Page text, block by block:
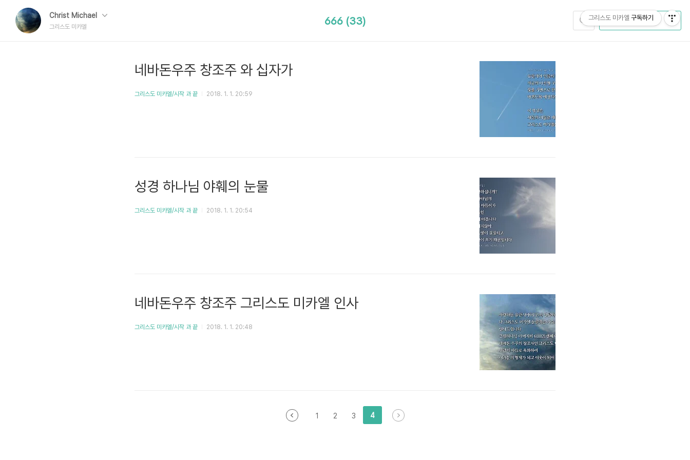
Christ Michael
그리스도 미카엘
CATEGORY
666 (33)
네바돈우주 창조주 와 십자가
그리스도 미카엘/시작 과 끝 2018. 1. 1. 20:59
성경 하나님 야훼의 눈물
그리스도 미카엘/시작 과 끝 2018. 1. 1. 20:54
네바돈우주 창조주 그리스도 미카엘 인사
그리스도 미카엘/시작 과 끝 2018. 1. 1. 20:48
1 2 3 4
그리스도 미카엘 구독하기